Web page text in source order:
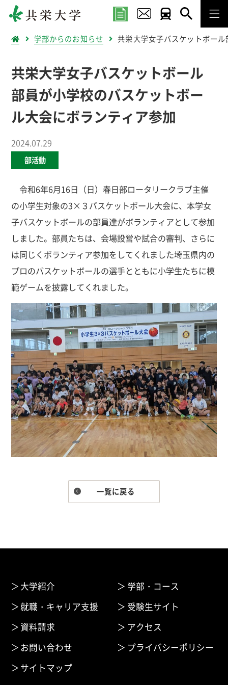
学部からのお知らせ 共栄大学女子バスケットボー
共栄大学女子バスケットボール
部員が小学校のバスケットボー
ル大会にボランティア参加
2024.07.29
部活動
令和6年6月16日（日）春日部ロータリークラブ主催
の小学生対象の3×３バスケットボール大会に、本学女
子バスケットボールの部員達がボランティアとして参加
しました。部員たちは、会場設営や試合の審判、さらに
は同じくボランティア参加をしてくれました埼玉県内の
プロのバスケットボールの選手とともに小学生たちに模
範ゲームを披露してくれました。
一覧に戻る
大学紹介
学部・コース
就職・キャリア支援
受験生サイト
資料請求
アクセス
お問い合わせ
プライバシーポリシー
サイトマップ